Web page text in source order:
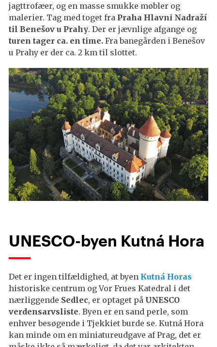
jagttrofæer, og en masse smukke møbler og
malerier. Tag med toget fra Praha Hlavni Nadraží
til Benešov u Prahy. Der er jævnlige afgange og
turen tager ca. en time. Fra banegården i Benešov
u Prahy er der ca. 2 km til slottet.
UNESCO-byen Kutná Hora
Det er ingen tilfældighed, at byen Kutná Horas
historiske centrum og Vor Frues Katedral i det
nærliggende Sedlec, er optaget på UNESCO
verdensarvsliste. Byen er en sand perle, som
enhver besøgende i Tjekkiet burde se. Kutná Hora
kan minde om en miniatureudgave af Prag, det er